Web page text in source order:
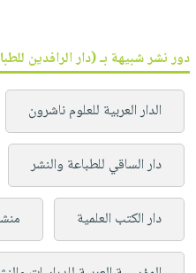
دور نشر شبيهة بـ (دار الرافدين
الدار العربية للعلوم ناشرون
دار الساقي للطباعة والنشر
دار الكتب العلمية